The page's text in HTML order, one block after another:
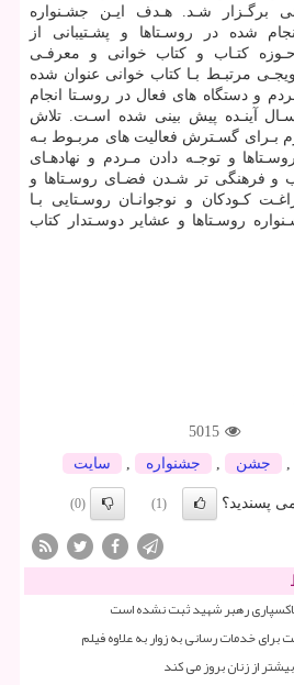
برگـزار شـد. هـدف ایـن جشـنواره
شده در روسـتاها و پشـتیبانی از
حـوزه كتـاب و كتاب خوانی و معرفـی
مرتبـط بـا كتاب خوانی عنوان شده
و دستگاه های فعال در روسـتا انجام
آینـده پیش بینی شده اسـت. تلاش
بـرای گسـترش فعالیت های مربـوط بـه
و توجـه دادن مـردم و نهادهـای
و فرهنگی تر شـدن فضـای روسـتاها و
كـودكان و نوجوانـان روسـتایی بـا
روسـتاها و عشایر دوسـتدار كتاب
5015
جشن جشنواره سایت
پسندید؟ (1)
(0)
رهبر شهید ثبت نشده است
از زنان بروز می کند